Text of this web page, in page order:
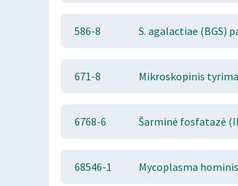
586-8 S. agalactiae (BGS)
671-8 Mikroskopinis
6768-6 Šarminė fosfatazė
68546-1 Mycoplasma